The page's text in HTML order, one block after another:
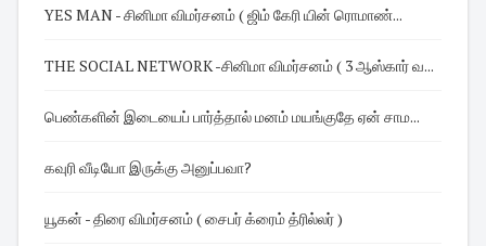
YES MAN - சினிமா விமர்சனம் ( ஜிம் கேரி யின் ரொமாண்...
THE SOCIAL NETWORK -சினிமா விமர்சனம் ( 3 ஆஸ்கார் வ...
பெண்களின் இடையைப் பார்த்தால் மனம் மயங்குதே ஏன் சாம...
கவுரி வீடியோ இருக்கு அனுப்பவா?
யூகன் - திரை விமர்சனம் ( சைபர் க்ரைம் த்ரில்லர் )